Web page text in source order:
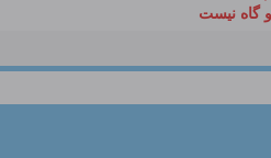
گاه نیست